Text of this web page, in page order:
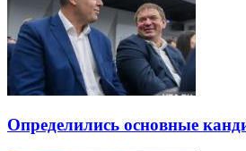
Определились основные